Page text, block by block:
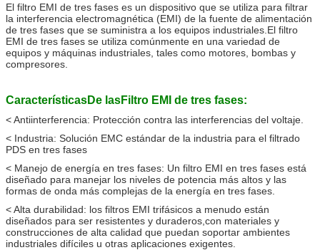
El filtro EMI de tres fases es un dispositivo que se utiliza para filtrar
la interferencia electromagnética (EMI) de la fuente de alimentación
de tres fases que se suministra a los equipos industriales.El filtro
EMI de tres fases se utiliza comúnmente en una variedad de
equipos y máquinas industriales, tales como motores, bombas y
compresores.
CaracterísticasDe lasFiltro EMI de tres fases:
< Antiinterferencia: Protección contra las interferencias del voltaje.
< Industria: Solución EMC estándar de la industria para el filtrado
PDS en tres fases
< Manejo de energía en tres fases: Un filtro EMI en tres fases está
diseñado para manejar los niveles de potencia más altos y las
formas de onda más complejas de la energía en tres fases.
< Alta durabilidad: los filtros EMI trifásicos a menudo están
diseñados para ser resistentes y duraderos,con materiales y
construcciones de alta calidad que puedan soportar ambientes
industriales difíciles u otras aplicaciones exigentes.